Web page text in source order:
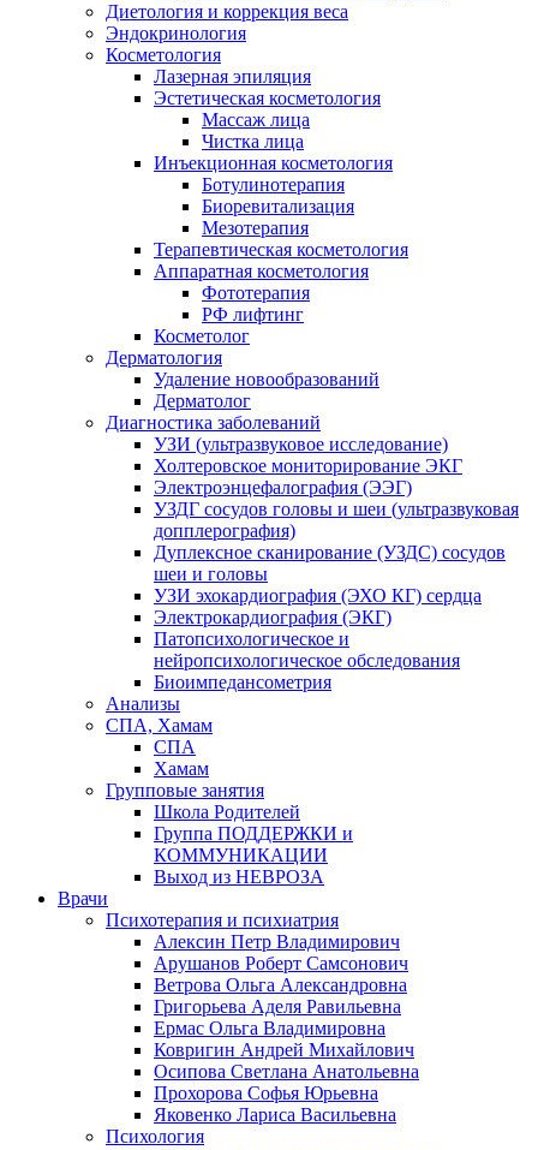
Диетология и коррекция веса
Эндокринология
Косметология
Лазерная эпиляция
Эстетическая косметология
Массаж лица
Чистка лица
Инъекционная косметология
Ботулинотерапия
Биоревитализация
Мезотерапия
Терапевтическая косметология
Аппаратная косметология
Фототерапия
РФ лифтинг
Косметолог
Дерматология
Удаление новообразований
Дерматолог
Диагностика заболеваний
УЗИ (ультразвуковое исследование)
Холтеровское мониторирование ЭКГ
Электроэнцефалография (ЭЭГ)
УЗДГ сосудов головы и шеи (ультразвуковая
допплерография)
Дуплексное сканирование (УЗДС) сосудов
шеи и головы
УЗИ эхокардиография (ЭХО КГ) сердца
Электрокардиография (ЭКГ)
Патопсихологическое и
нейропсихологическое обследования
Биоимпедансометрия
Анализы
СПА, Хамам
СПА
Хамам
Групповые занятия
Школа Родителей
Группа ПОДДЕРЖКИ и
КОММУНИКАЦИИ
Выход из НЕВРОЗА
Врачи
Психотерапия и психиатрия
Алексин Петр Владимирович
Арушанов Роберт Самсонович
Ветрова Ольга Александровна
Григорьева Аделя Равильевна
Ермас Ольга Владимировна
Ковригин Андрей Михайлович
Осипова Светлана Анатольевна
Прохорова Софья Юрьевна
Яковенко Лариса Васильевна
Психология